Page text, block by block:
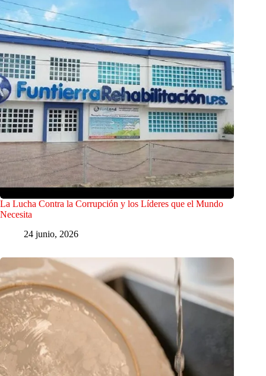
La Lucha Contra la Corrupción y los Líderes que el Mundo
Necesita
24 junio, 2026